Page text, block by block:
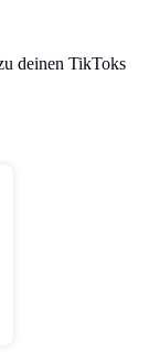
deinen TikToks